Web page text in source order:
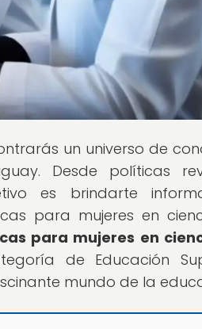
un universo de
Desde políticas
es brindarte
para mujeres en
para mujeres en
de Educación
mundo de la